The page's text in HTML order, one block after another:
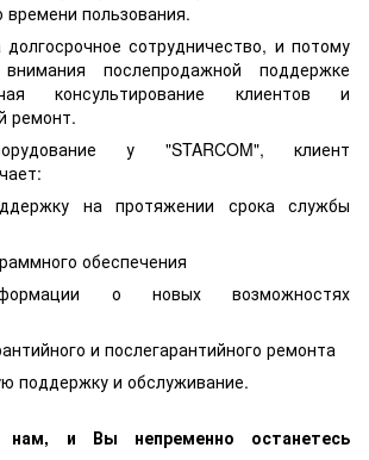
времени пользования.
сотрудничество, и потому
послепродажной поддержке
консультирование клиентов и
ремонт.
у "STARCOM", клиент
на протяжении срока службы
обеспечения
о новых возможностях
и послегарантийного ремонта
поддержку и обслуживание.
нам, и Вы непременно останетесь